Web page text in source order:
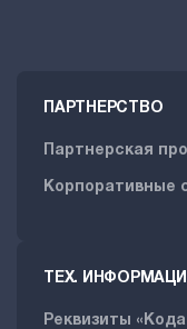
ПАРТНЕРСТВО
Партнерская
Корпоративные
ТЕХ.
Реквизиты